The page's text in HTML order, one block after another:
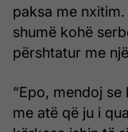
paksa me
shumë kohë
përshtatur me
“Epo, mendoj
me atë që ju i